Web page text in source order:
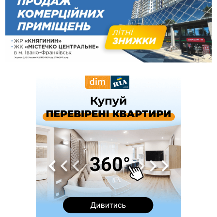
13:30 ФОТО На Надрічній тривають останні приготування до
нового руху
12:57
У Франківську зафіксували найбільшу спеку за всю історію
спостережень
12:24
Лікування наркоманії Київ: чому важливо розпочати
терапію якомога раніше
тисяч гривень у валюті, засудили до 5 років
Податкова передасть в Міноборони для "Оберегу" дані про
чоловіків 18–60 років
Водійка, яку на Сухомлинського побив інший керманич,
відмовилася від обвинувачення — справу закрили
У Франківську, Коломиї, Долині та Яремче 6 серпня
зафіксували рекордну спеку
Змушував надсилати інтимні фото: на Прикарпатті
затримали підозрюваного у розбещенні малолітньої
АМКУ розпочав справу проти Гвіздецької селищної ради
через різні ставки земельного податку
Синоптики попереджають про значний дощ на Прикарпатті
до кінця п'ятниці